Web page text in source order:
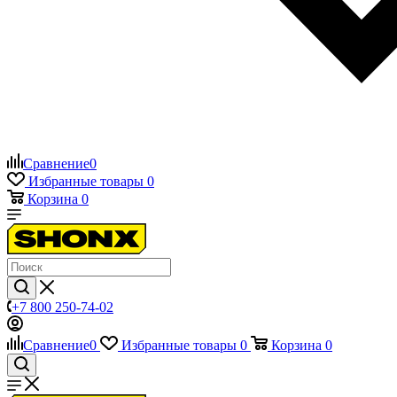
Сравнение0
Избранные товары 0
Корзина 0
+7 800 250-74-02
Сравнение0 Избранные товары 0 Корзина 0